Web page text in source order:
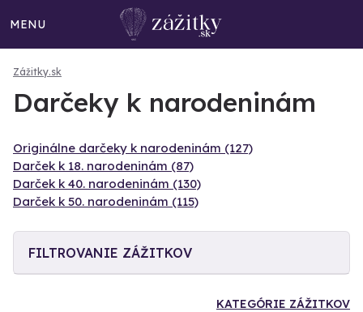
MENU
Zážitky.sk
Darčeky k narodeninám
Originálne darčeky k narodeninám (127)
Darček k 18. narodeninám (87)
Darček k 40. narodeninám (130)
Darček k 50. narodeninám (115)
FILTROVANIE ZÁŽITKOV
KATEGÓRIE ZÁŽITKOV